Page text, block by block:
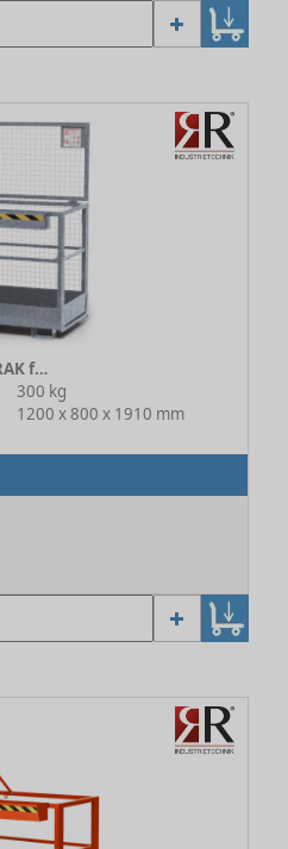
Arbeitsbühne für Stapler RAK feuerverzinkt
300 kg
1200 x 800 x 1910 mm